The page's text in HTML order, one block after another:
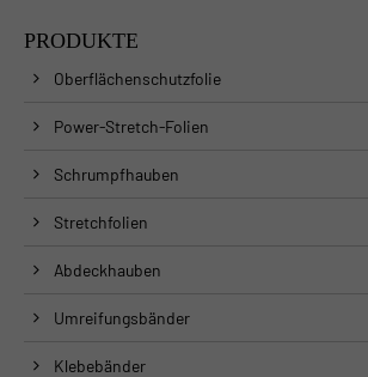
PRODUKTE
Oberflächenschutzfolie
Power-Stretch-Folien
Schrumpfhauben
Stretchfolien
Abdeckhauben
Umreifungsbänder
Klebebänder